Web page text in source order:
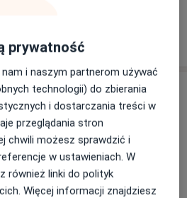
o doświadczeniu
Umów wizytę
+ spirometria
prywatność
i naszym partnerom używać
technologii) do zbierania
i dostarczania treści w
przeglądania stron
chwili możesz sprawdzić i
w ustawieniach. W
również linki do polityk
Więcej informacji znajdziesz